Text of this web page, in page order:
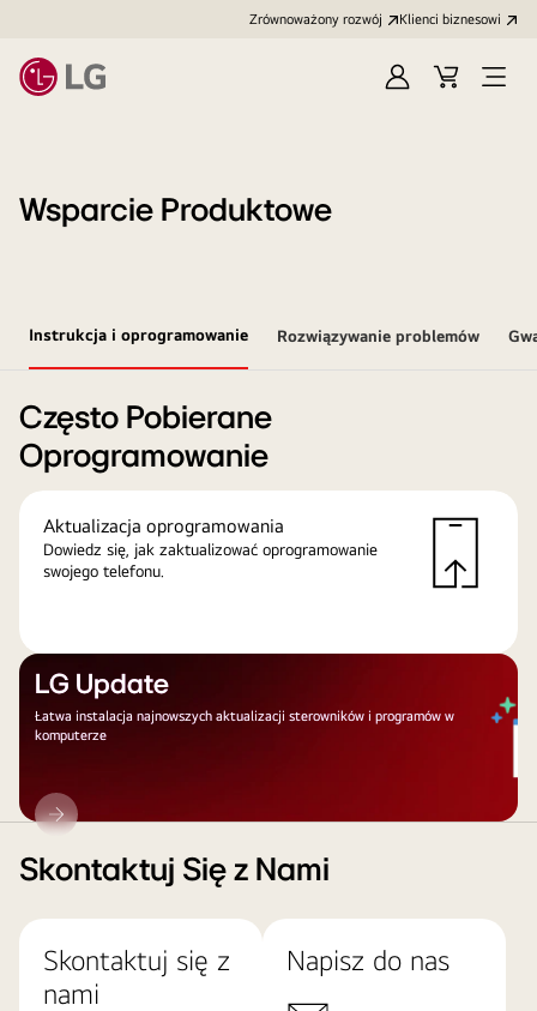
Zrównoważony rozwój Klienci biznesowi
ZalogujKoszyk
Wsparcie Produktowe
Instrukcja i oprogramowanie Rozwiązywanie problemów
Często Pobierane
Oprogramowanie
Aktualizacja oprogramowania
Dowiedz się, jak zaktualizować oprogramowanie
swojego telefonu.
LG Update
Łatwa instalacja najnowszych aktualizacji sterowników i programów w
komputerze
LG
Update
Skontaktuj Się z Nami
Skontaktuj się z
nami
Napisz do nas